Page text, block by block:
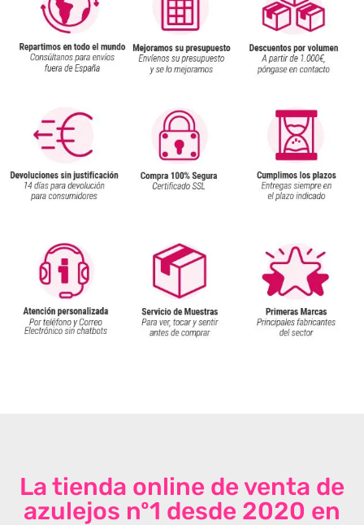
La tienda online de venta de
azulejos nº1 desde 2020 en